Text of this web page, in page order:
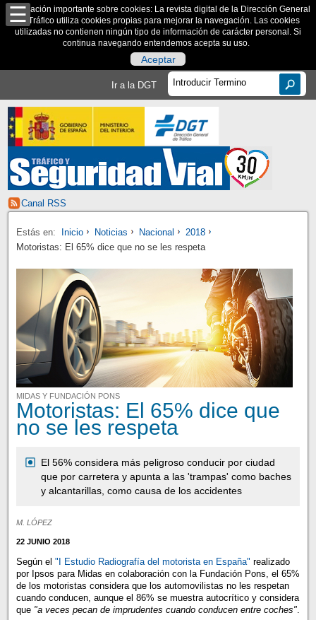
Información importante sobre cookies: La revista digital de la Dirección General
de Tráfico utiliza cookies propias para mejorar la navegación. Las cookies
utilizadas no contienen ningún tipo de información de carácter personal. Si
continua navegando entendemos acepta su uso.
Aceptar
Ir a la DGT
Canal RSS
Estás en: Inicio Noticias Nacional
2018
Motoristas: El 65% dice que no se les respeta
MIDAS Y FUNDACIÓN PONS
Motoristas: El 65% dice que
no se les respeta
El 56% considera más peligroso conducir por ciudad
que por carretera y apunta a las 'trampas' como baches
y alcantarillas, como causa de los accidentes
M. LÓPEZ
22 JUNIO 2018
Según el "I Estudio Radiografía del motorista en España" realizado
por Ipsos para Midas en colaboración con la Fundación Pons, el 65%
de los motoristas considera que los automovilistas no les respetan
cuando conducen, aunque el 86% se muestra autocrítico y considera
que "a veces pecan de imprudentes cuando conducen entre coches".